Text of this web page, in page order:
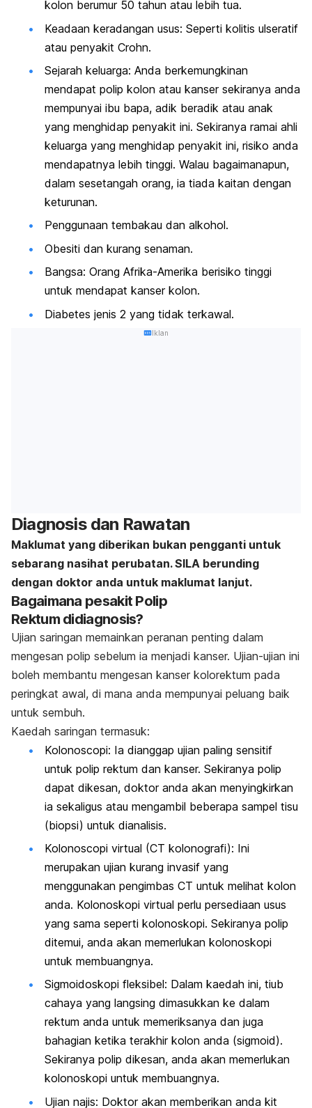
kolon berumur 50 tahun atau lebih tua.
Keadaan keradangan usus: Seperti kolitis ulseratif
atau penyakit Crohn.
Sejarah keluarga: Anda berkemungkinan
mendapat polip kolon atau kanser sekiranya anda
mempunyai ibu bapa, adik beradik atau anak
yang menghidap penyakit ini. Sekiranya ramai ahli
keluarga yang menghidap penyakit ini, risiko anda
mendapatnya lebih tinggi. Walau bagaimanapun,
dalam sesetangah orang, ia tiada kaitan dengan
keturunan.
Penggunaan tembakau dan alkohol.
Obesiti dan kurang senaman.
Bangsa: Orang Afrika-Amerika berisiko tinggi
untuk mendapat kanser kolon.
Diabetes jenis 2 yang tidak terkawal.
Iklan
Diagnosis dan Rawatan
Maklumat yang diberikan bukan pengganti untuk
sebarang nasihat perubatan. SILA berunding
dengan doktor anda untuk maklumat lanjut.
Bagaimana pesakit Polip
Rektum didiagnosis?
Ujian saringan memainkan peranan penting dalam
mengesan polip sebelum ia menjadi kanser. Ujian-ujian ini
boleh membantu mengesan kanser kolorektum pada
peringkat awal, di mana anda mempunyai peluang baik
untuk sembuh.
Kaedah saringan termasuk:
Kolonoscopi: Ia dianggap ujian paling sensitif
untuk polip rektum dan kanser. Sekiranya polip
dapat dikesan, doktor anda akan menyingkirkan
ia sekaligus atau mengambil beberapa sampel tisu
(biopsi) untuk dianalisis.
Kolonoscopi virtual (CT kolonografi): Ini
merupakan ujian kurang invasif yang
menggunakan pengimbas CT untuk melihat kolon
anda. Kolonoskopi virtual perlu persediaan usus
yang sama seperti kolonoskopi. Sekiranya polip
ditemui, anda akan memerlukan kolonoskopi
untuk membuangnya.
Sigmoidoskopi fleksibel: Dalam kaedah ini, tiub
cahaya yang langsing dimasukkan ke dalam
rektum anda untuk memeriksanya dan juga
bahagian ketika terakhir kolon anda (sigmoid).
Sekiranya polip dikesan, anda akan memerlukan
kolonoskopi untuk membuangnya.
Ujian najis: Doktor akan memberikan anda kit